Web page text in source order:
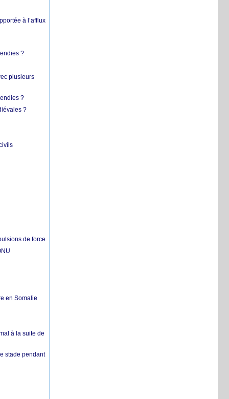
à l’afflux
?
plusieurs
?
?
de force
en Somalie
à la suite de
stade pendant